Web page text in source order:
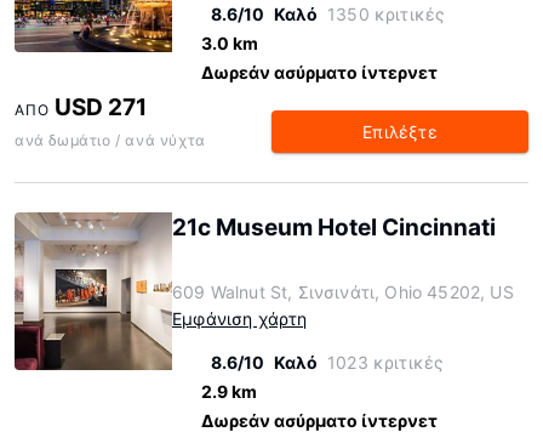
8.6/10 Καλό 1350 κριτικές
3.0 km
Δωρεάν ασύρματο ίντερνετ
ΑΠΌ USD 271
ανά δωμάτιο / ανά νύχτα Επιλέξτε
21c Museum Hotel Cincinnati
609 Walnut St, Σινσινάτι, Ohio 45202, US
Εμφάνιση χάρτη
8.6/10 Καλό 1023 κριτικές
2.9 km
Δωρεάν ασύρματο ίντερνετ